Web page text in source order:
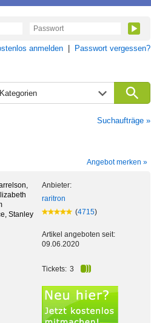
anmelden Passwort vergessen?
Suchaufträge »
Angebot merken »
Stanley
Anbieter:
raritron
(4715)
Artikel angeboten seit:
09.06.2020
Tickets: 3